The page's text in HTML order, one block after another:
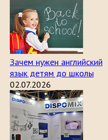
Зачем нужен английский
язык детям до школы
02.07.2026